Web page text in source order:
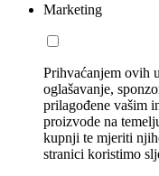
Marketing
Prihvaćanjem ovih
oglašavanje,
prilagođene vašim
proizvode na
kupnji te mjeriti
stranici koristimo